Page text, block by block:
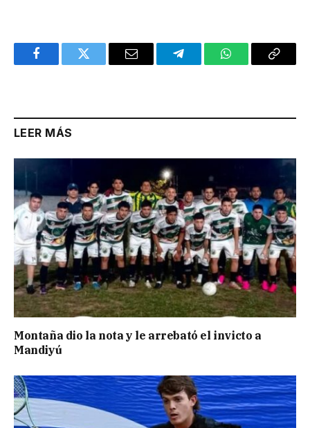
FacebookTwitter Email TelegramWhatsAppCopy
LEER MÁS
Montaña dio la nota y le arrebató el invicto a
Mandiyú